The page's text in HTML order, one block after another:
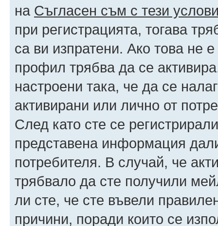
на Съгласен съм с тези
при регистрацията, тогава
са ви изпратени. Ако това не
профил трябва да се
настроени така, че да се
активирани или лично от
След като сте се
представена информация
потребителя. В случай, че
трябвало да сте получили
ли сте, че сте въвели
причини, поради които се